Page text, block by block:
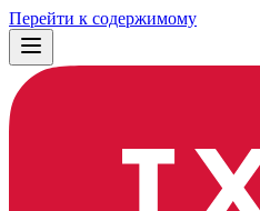
Перейти к содержимому